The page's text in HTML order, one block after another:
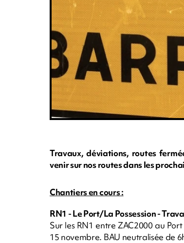
Travaux, déviations, routes
venir sur nos routes dans les
Chantiers en cours :
RN1 - Le Port/La Possession -
Sur les RN1 entre ZAC2000 au
15 novembre. BAU neutralisée de